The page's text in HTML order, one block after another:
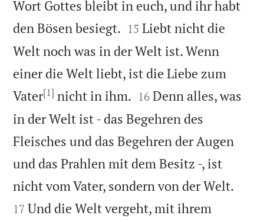
Wort Gottes bleibt in euch, und ihr habt
den Bösen besiegt. 

15 Liebt nicht die
Welt noch was in der Welt ist. Wenn
einer die Welt liebt, ist die Liebe zum
Vater[1] nicht in ihm. 

16 Denn alles, was
in der Welt ist - das Begehren des
Fleisches und das Begehren der Augen
und das Prahlen mit dem Besitz -, ist
nicht vom Vater, sondern von der Welt.
17 Und die Welt vergeht, mit ihrem